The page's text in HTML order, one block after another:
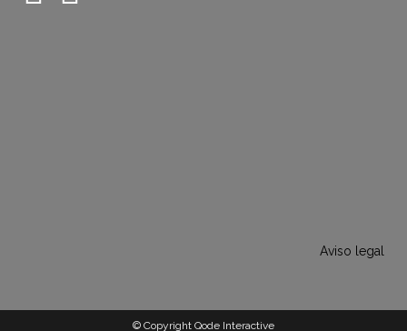
Aviso legal
© Copyright Qode Interactive